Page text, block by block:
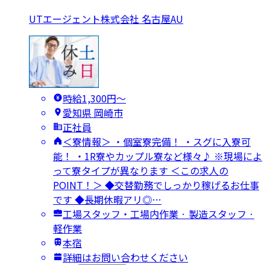
UTエージェント株式会社 名古屋AU
時給1,300円〜
愛知県 岡崎市
正社員
＜寮情報＞ ・個室寮完備！ ・スグに入寮可
能！ ・1R寮やカップル寮など様々♪ ※現場によ
って寮タイプが異なります ＜この求人の
POINT！＞ ◆交替勤務でしっかり稼げるお仕事
です ◆長期休暇アリ◎…
工場スタッフ・工場内作業 · 製造スタッフ ·
軽作業
本宿
詳細はお問い合わせください